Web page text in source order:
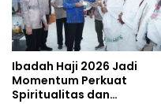
Ibadah Haji 2026 Jadi
Momentum Perkuat
Spiritualitas dan